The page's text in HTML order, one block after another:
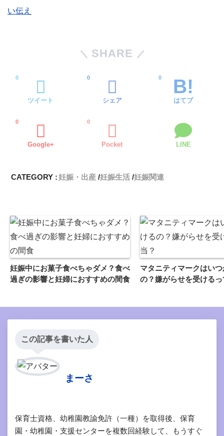
い伝え
SHARE
ツイート
0
シェア
0
はてブ
0
Google+
0
Pocket
0
LINE
CATEGORY :妊娠・出産 妊娠生活 妊娠関連
妊娠中にお菓子食べちゃダメ？食べ
過ぎの影響と妊婦におすすめの間食
マタニティマークはい
の？嫌がらせを受ける
この記事を書いた人
まーさ
保育士資格、幼稚園教諭免許（一種）を取得後、保育
園・幼稚園・支援センターを複数回経験して、もうすぐ